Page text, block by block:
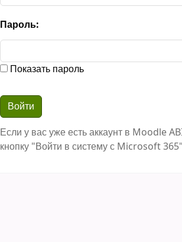
Пароль:
Показать пароль
Если у вас уже есть аккаунт в Moodle
кнопку "Войти в систему с Microsoft